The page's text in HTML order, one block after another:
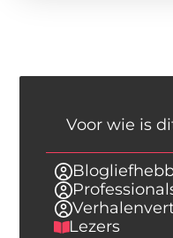
Voor wie is
Lezers